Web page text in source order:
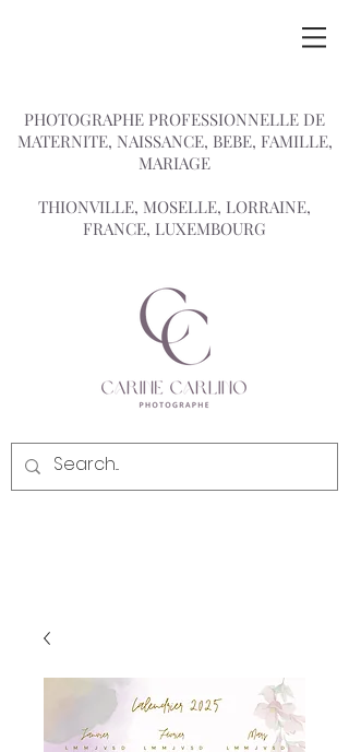
PHOTOGRAPHE PROFESSIONNELLE DE
MATERNITE, NAISSANCE, BEBE, FAMILLE,
MARIAGE
THIONVILLE, MOSELLE, LORRAINE,
FRANCE, LUXEMBOURG